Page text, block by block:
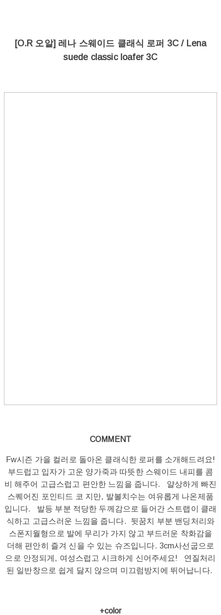
[O.R 오알] 레나 스웨이드 클래식 로퍼 3C / Lena
suede classic loafer 3C
COMMENT
Fw시즌 가을 컬러로 돌아온 클래식한 로퍼를 소개해드려요!
부드럽고 입자가 고운 양가죽과 따뜻한 스웨이드 내피를 콤
비 해주어 고급스럽고 편안한 느낌을 줍니다. 얄상하게 빠진
스퀘어진 포인티드 코 지만, 발볼치수는 여유롭게 나온제품
입니다. 발등 부분 적당한 두께감으로 들어간 스트랩이 클래
식하고 고급스러운 느낌을 줍니다. 뒷꿈치 부분 밴딩처리와
스폰지월형으로 발에 무리가 가지 않고 부드러운 착화감을
더해 편안히 즐겨 신을 수 있는 슈즈입니다. 3cm사선굽으로
으로 안정되게, 여성스럽고 시크하게 신어주세요! 연질처리
된 일반창으로 쉽게 닳지 않으며 미끄럼방지에 뛰어납니다.
+color